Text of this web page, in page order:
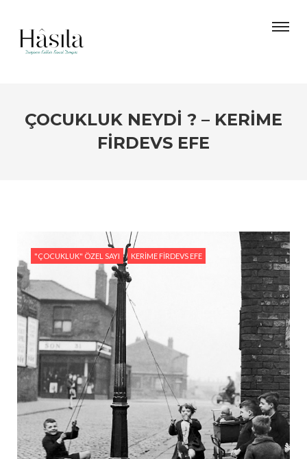
ÇOCUKLUK NEYDI ? – KERIME
FIRDEVS EFE
"ÇOCUKLUK" ÖZEL SAYI KERIME FIRDEVS EFE